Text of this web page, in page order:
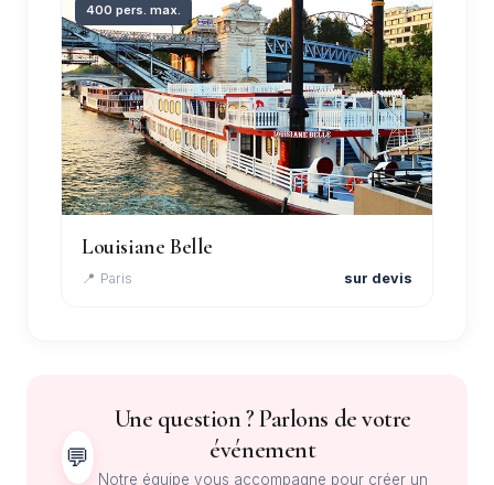
400 pers. max.
Louisiane Belle
📍 Paris sur devis
💬
Une question ? Parlons de votre
événement
Notre équipe vous accompagne pour créer un